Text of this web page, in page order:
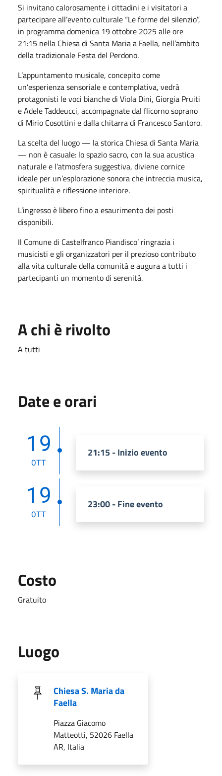
Si invitano calorosamente i cittadini e i visitatori a
partecipare all’evento culturale “Le forme del silenzio”,
in programma domenica 19 ottobre 2025 alle ore
21:15 nella Chiesa di Santa Maria a Faella, nell’ambito
della tradizionale Festa del Perdono.
L’appuntamento musicale, concepito come
un’esperienza sensoriale e contemplativa, vedrà
protagonisti le voci bianche di Viola Dini, Giorgia Pruiti
e Adele Taddeucci, accompagnate dal flicorno soprano
di Mirio Cosottini e dalla chitarra di Francesco Santoro.
La scelta del luogo — la storica Chiesa di Santa Maria
— non è casuale: lo spazio sacro, con la sua acustica
naturale e l’atmosfera suggestiva, diviene cornice
ideale per un’esplorazione sonora che intreccia musica,
spiritualità e riflessione interiore.
L’ingresso è libero fino a esaurimento dei posti
disponibili.
Il Comune di Castelfranco Piandisco’ ringrazia i
musicisti e gli organizzatori per il prezioso contributo
alla vita culturale della comunità e augura a tutti i
partecipanti un momento di serenità.
A chi è rivolto
A tutti
Date e orari
19
OTT
21:15 - Inizio evento
19
OTT
23:00 - Fine evento
Costo
Gratuito
Luogo
Chiesa S. Maria da
Faella
Piazza Giacomo
Matteotti, 52026 Faella
AR, Italia